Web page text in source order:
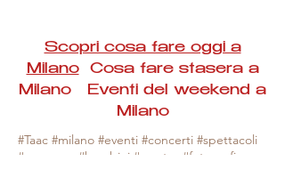
Scopri cosa fare oggi a
MilanoCosa fare stasera a
Milano Eventi del weekend a
Milano
#Taac #milano #eventi #concerti #spettacoli
#rassegne #bambini #mostre #fotografia